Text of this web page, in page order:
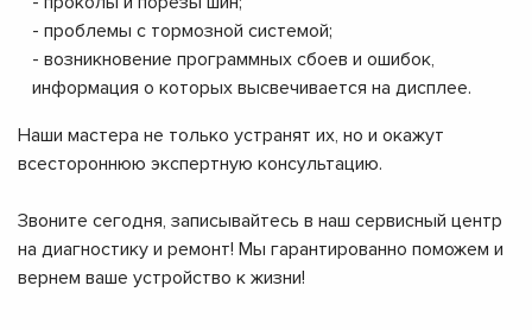
- проблемы с тормозной системой;
- возникновение программных сбоев и ошибок,
информация о которых высвечивается на дисплее.
Наши мастера не только устранят их, но и окажут
всестороннюю экспертную консультацию.
Звоните сегодня, записывайтесь в наш сервисный центр
на диагностику и ремонт! Мы гарантированно поможем и
вернем ваше устройство к жизни!